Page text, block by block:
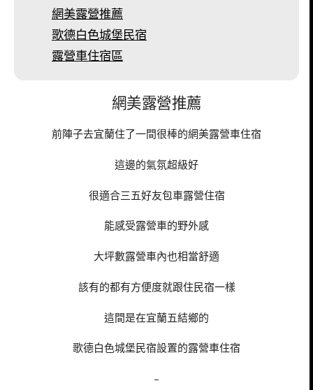
網美露營推薦
歌德白色城堡民宿
露營車住宿區
網美露營推薦
前陣子去宜蘭住了一間很棒的網美露營車住宿
這邊的氣氛超級好
很適合三五好友包車露營住宿
能感受露營車的野外感
大坪數露營車內也相當舒適
該有的都有方便度就跟住民宿一樣
這間是在宜蘭五結鄉的
歌德白色城堡民宿設置的露營車住宿
–